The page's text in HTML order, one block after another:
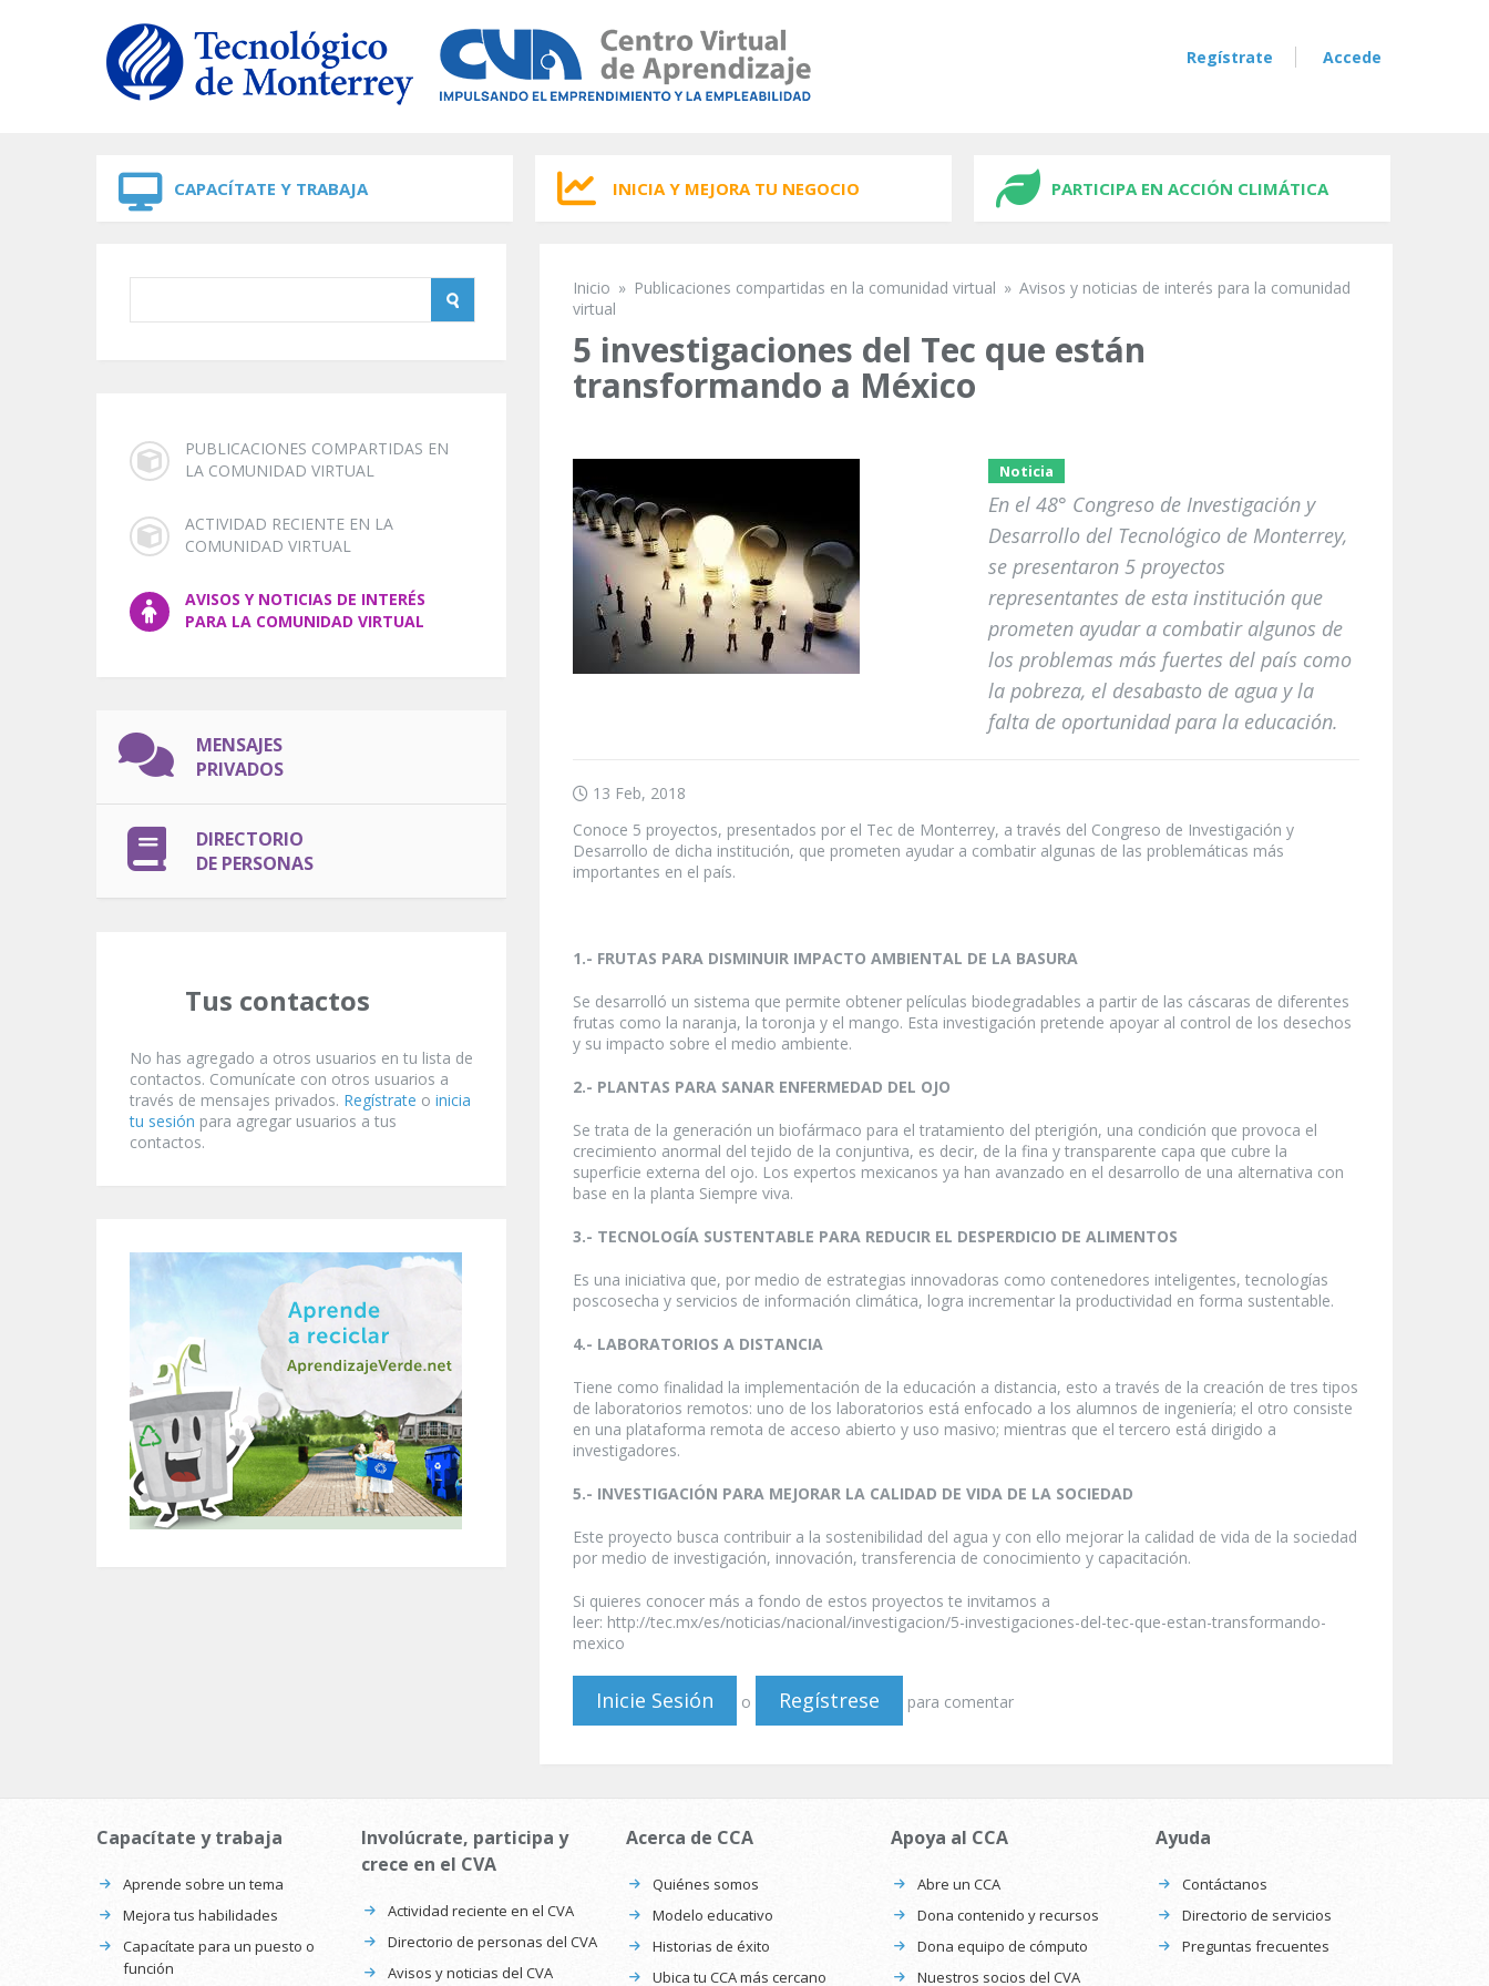
Regístrate Accede
CAPACÍTATE Y TRABAJA INICIA Y MEJORA TU NEGOCIO PARTICIPA EN ACCIÓN CLIMÁTICA
PUBLICACIONES COMPARTIDAS EN
LA COMUNIDAD VIRTUAL
ACTIVIDAD RECIENTE EN LA
COMUNIDAD VIRTUAL
AVISOS Y NOTICIAS DE INTERÉS
PARA LA COMUNIDAD VIRTUAL
MENSAJES
PRIVADOS
DIRECTORIO
DE PERSONAS
Tus contactos
No has agregado a otros usuarios en tu lista de
contactos. Comunícate con otros usuarios a
través de mensajes privados. Regístrate o inicia
tu sesión para agregar usuarios a tus
contactos.
Se encuentra usted aquí
Inicio » Publicaciones compartidas en la comunidad virtual » Avisos y noticias de interés para la comunidad
virtual
5 investigaciones del Tec que están
transformando a México
Noticia
En el 48° Congreso de Investigación y
Desarrollo del Tecnológico de Monterrey,
se presentaron 5 proyectos
representantes de esta institución que
prometen ayudar a combatir algunos de
los problemas más fuertes del país como
la pobreza, el desabasto de agua y la
falta de oportunidad para la educación.
13 Feb, 2018
Conoce 5 proyectos, presentados por el Tec de Monterrey, a través del Congreso de Investigación y
Desarrollo de dicha institución, que prometen ayudar a combatir algunas de las problemáticas más
importantes en el país.
1.- FRUTAS PARA DISMINUIR IMPACTO AMBIENTAL DE LA BASURA
Se desarrolló un sistema que permite obtener películas biodegradables a partir de las cáscaras de diferentes
frutas como la naranja, la toronja y el mango. Esta investigación pretende apoyar al control de los desechos
y su impacto sobre el medio ambiente.
2.- PLANTAS PARA SANAR ENFERMEDAD DEL OJO
Se trata de la generación un biofármaco para el tratamiento del pterigión, una condición que provoca el
crecimiento anormal del tejido de la conjuntiva, es decir, de la fina y transparente capa que cubre la
superficie externa del ojo. Los expertos mexicanos ya han avanzado en el desarrollo de una alternativa con
base en la planta Siempre viva.
3.- TECNOLOGÍA SUSTENTABLE PARA REDUCIR EL DESPERDICIO DE ALIMENTOS
Es una iniciativa que, por medio de estrategias innovadoras como contenedores inteligentes, tecnologías
poscosecha y servicios de información climática, logra incrementar la productividad en forma sustentable.
4.- LABORATORIOS A DISTANCIA
Tiene como finalidad la implementación de la educación a distancia, esto a través de la creación de tres tipos
de laboratorios remotos: uno de los laboratorios está enfocado a los alumnos de ingeniería; el otro consiste
en una plataforma remota de acceso abierto y uso masivo; mientras que el tercero está dirigido a
investigadores.
5.- INVESTIGACIÓN PARA MEJORAR LA CALIDAD DE VIDA DE LA SOCIEDAD
Este proyecto busca contribuir a la sostenibilidad del agua y con ello mejorar la calidad de vida de la sociedad
por medio de investigación, innovación, transferencia de conocimiento y capacitación.
Si quieres conocer más a fondo de estos proyectos te invitamos a
leer: http://tec.mx/es/noticias/nacional/investigacion/5-investigaciones-del-tec-que-estan-transformando-
mexico
Inicie Sesión o Regístrese para comentar
Capacítate y trabaja
Aprende sobre un tema
Mejora tus habilidades
Capacítate para un puesto o
función
Involúcrate, participa y
crece en el CVA
Actividad reciente en el CVA
Directorio de personas del CVA
Avisos y noticias del CVA
Acerca de CCA
Quiénes somos
Modelo educativo
Historias de éxito
Ubica tu CCA más cercano
Apoya al CCA
Abre un CCA
Dona contenido y recursos
Dona equipo de cómputo
Nuestros socios del CVA
Ayuda
Contáctanos
Directorio de servicios
Preguntas frecuentes